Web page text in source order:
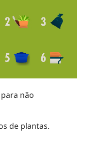
não
de plantas.